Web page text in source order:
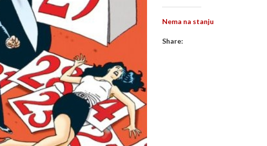
Nema na stanju
Share: